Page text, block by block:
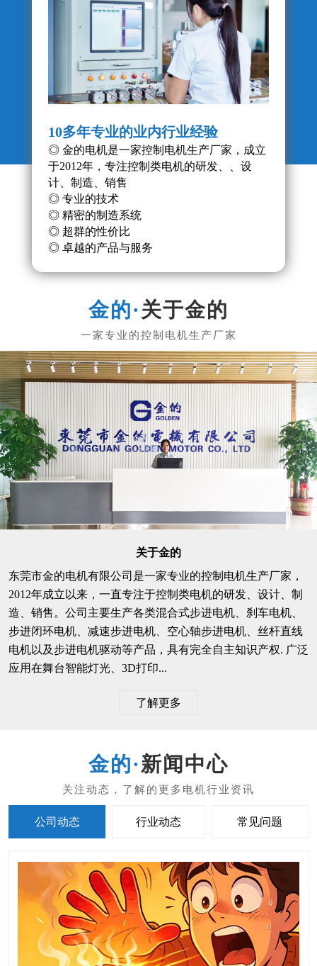
10多年专业的业内行业经验
◎ 金的电机是一家控制电机生产厂家，成立
于2012年，专注控制类电机的研发、、设
计、制造、销售
◎ 专业的技术
◎ 精密的制造系统
◎ 超群的性价比
◎ 卓越的产品与服务
◎ 所
关于金的
关于金的
东莞市金的电机有限公司是一家专业的控制电机生产厂家，
2012年成立以来，一直专注于控制类电机的研发、设计、制
造、销售。公司主要生产各类混合式步进电机、刹车电机、
步进闭环电机、减速步进电机、空心轴步进电机、丝杆直线
电机以及步进电机驱动等产品，具有完全自主知识产权. 广泛
应用在舞台智能灯光、3D打印...
了解更多
新闻中心
公司动态 行业动态 常见问题